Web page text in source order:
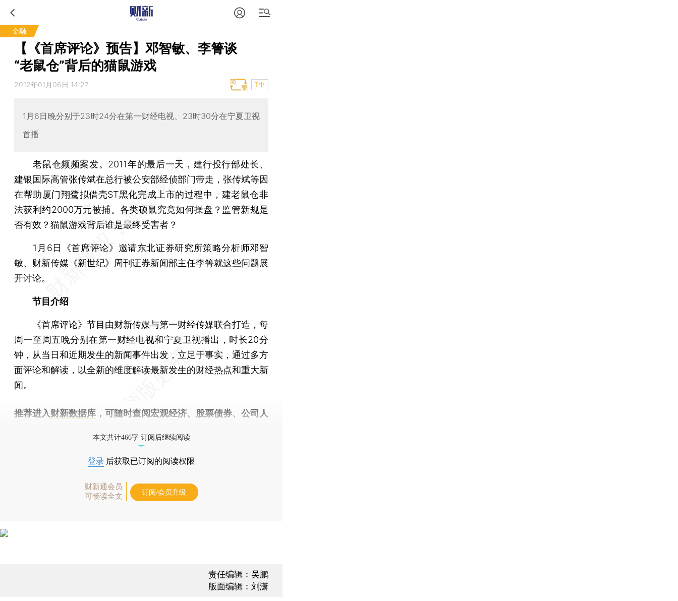
金融
【《首席评论》预告】邓智敏、李箐谈
“老鼠仓”背后的猫鼠游戏
2012年01月06日 14:27 T中
1月6日晚分别于23时24分在第一财经电视、23时30分在宁夏卫视
首播
老鼠仓频频案发。2011年的最后一天，建行投行部处长、
建银国际高管张传斌在总行被公安部经侦部门带走，张传斌等因
在帮助厦门翔鹭拟借壳ST黑化完成上市的过程中，建老鼠仓非
法获利约2000万元被捕。各类硕鼠究竟如何操盘？监管新规是
否有效？猫鼠游戏背后谁是最终受害者？
1月6日《首席评论》邀请东北证券研究所策略分析师邓智
敏、财新传媒《新世纪》周刊证券新闻部主任李箐就这些问题展
开讨论。
节目介绍
《首席评论》节目由财新传媒与第一财经传媒联合打造，每
周一至周五晚分别在第一财经电视和宁夏卫视播出，时长20分
钟，从当日和近期发生的新闻事件出发，立足于事实，通过多方
面评论和解读，以全新的维度解读最新发生的财经热点和重大新
闻。
推荐进入财新数据库 ，可随时查阅宏观经济、股票债券、公司人
本文共计466字 订阅后继续阅读
登录 后获取已订阅的阅读权限
财新通会员
可畅读全文
订阅/会员升级
责任编辑：吴鹏
版面编辑：刘潇